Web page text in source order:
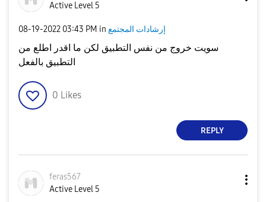
Active Level 5
‎08-19-2022 03:43 PM in إرشادات المجتمع
سويت خروج من نفس التطبيق لكن ما اقدر اطلع من
التطبيق بالفعل
0 Likes
REPLY
feras567
Active Level 5